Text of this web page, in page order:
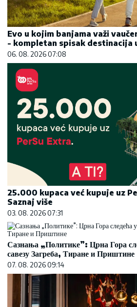
Evo u kojim banjama važi
- kompletan spisak destinacija
06. 08. 2026 07:08
25.000 kupaca već kupuje uz
Saznaj više
03. 08. 2026 07:31
Сазнања „Политике”: Црна Гора
савезу Загреба, Тиране и Приштине
07. 08. 2026 09:14